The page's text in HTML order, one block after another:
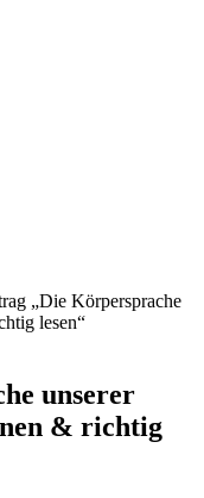
„Die Körpersprache
lesen“
unserer
& richtig